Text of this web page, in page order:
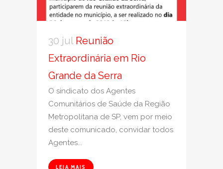
30 jul Reunião
Extraordinária em Rio
Grande da Serra
O sindicato dos Agentes
Comunitários de Saúde da Região
Metropolitana de SP, vem por meio
deste comunicado, convidar todos
Agentes...
LEIA MAIS